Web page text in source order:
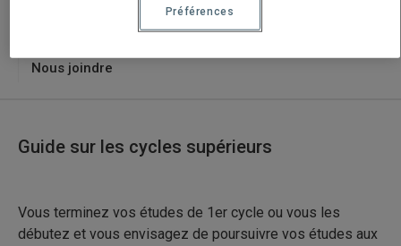
Ateliers et formations
Nous joindre
Guide sur les cycles supérieurs
Vous terminez vos études de 1er cycle ou vous les
débutez et vous envisagez de poursuivre vos études aux
Préférences